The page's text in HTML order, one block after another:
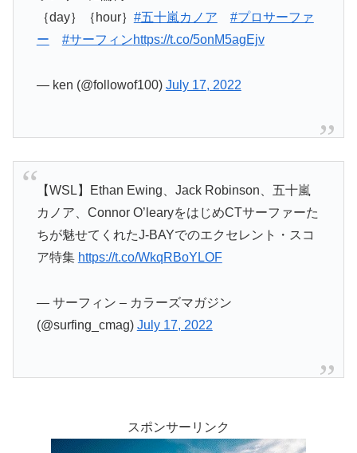
｛day｝｛hour｝ #五十嵐カノア
#プロサーファ
ー
#サーフィンhttps://t.co/5onM5agEjv
— ken (@followof100) July 17, 2022
【WSL】Ethan Ewing、Jack Robinson、五十嵐
カノア、Connor O’learyをはじめCTサーファーた
ちが魅せてくれたJ-BAYでのエクセレント・スコ
ア特集 https://t.co/WkqRBoYLOF
— サーフィン – カラーズマガジン
(@surfing_cmag) July 17, 2022
スポンサーリンク